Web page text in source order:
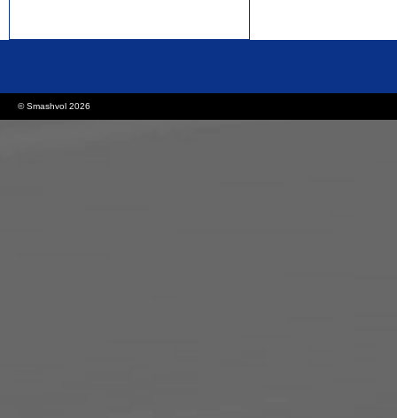
© Smashvol 2026